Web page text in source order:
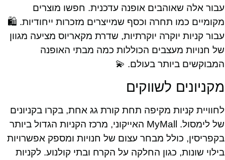
עבור אלה שאוהבים אופנה עדכנית. חפשו מוצרים
מקומיים כמו תחרה וכסף שמייצרים מזכרות ייחודיות. 🛍️
עבור קניות יוקרה יוקרתיות, שדרת מקאריוס מציעה מגוון
של חנויות מעצבים הכוללות כמה מבתי האופנה
המבוקשים ביותר בעולם. 💫
מקניונים לשווקים
לחוויית קניות מקיפה תחת קורת גג אחת, בקרו בקניונים
של לימסול. MyMall האייקוני, מרכז הקניות הגדול ביותר
בקפריסין, כולל מבחר עצום של חנויות ומספק אפשרויות
בילוי שונות, כגון החלקה על הקרח ובתי קולנוע. לקניות